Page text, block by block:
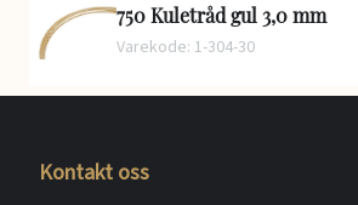
750 Kuletråd gul 3,0 mm
Varekode: 1-304-30
Kontakt oss